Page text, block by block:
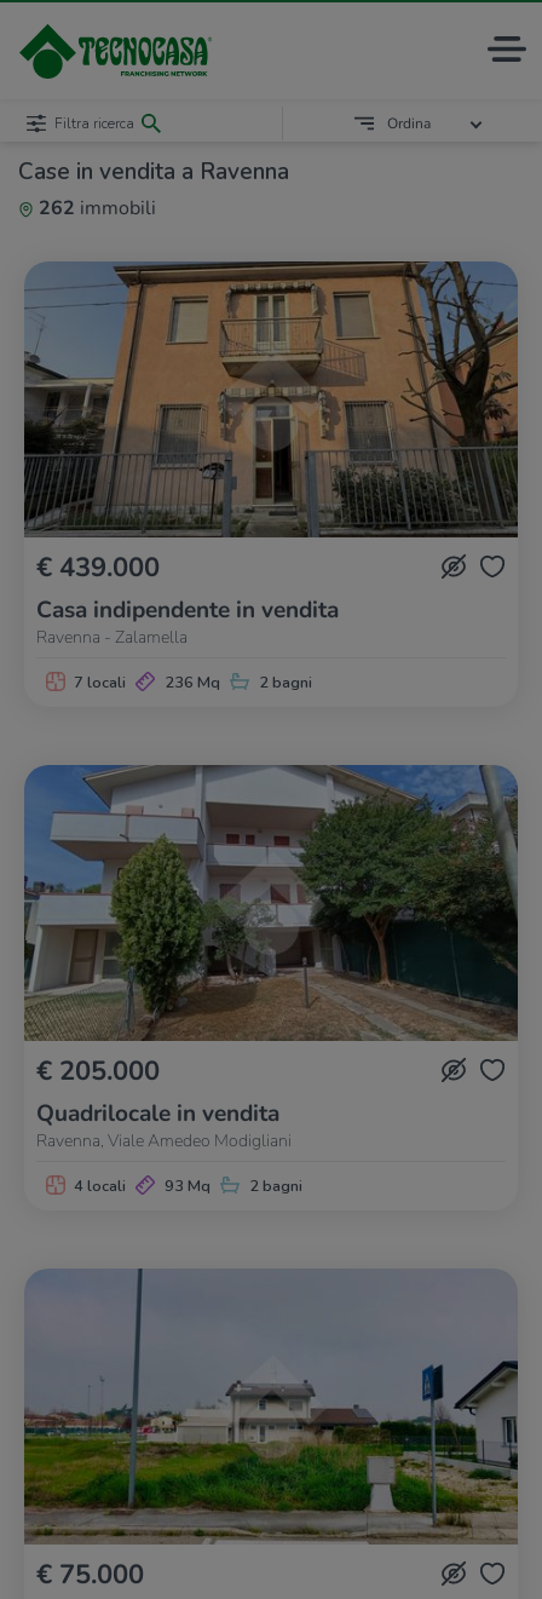
Case in vendita a Ravenna
262 immobili
Filtra ricerca Ordina
€ 439.000
Casa indipendente in vendita
Ravenna - Zalamella
7 locali 236 Mq 2 bagni
€ 205.000
Quadrilocale in vendita
Ravenna, Viale Amedeo Modigliani
4 locali 93 Mq 2 bagni
€ 75.000